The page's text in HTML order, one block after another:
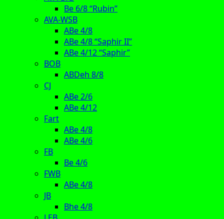
Be 6/8 “Rubin”
AVA-WSB
ABe 4/8
ABe 4/8 “Saphir II”
ABe 4/12 “Saphir”
BOB
ABDeh 8/8
CJ
ABe 2/6
ABe 4/12
Fart
ABe 4/8
ABe 4/6
FB
Be 4/6
FWB
ABe 4/8
JB
Bhe 4/8